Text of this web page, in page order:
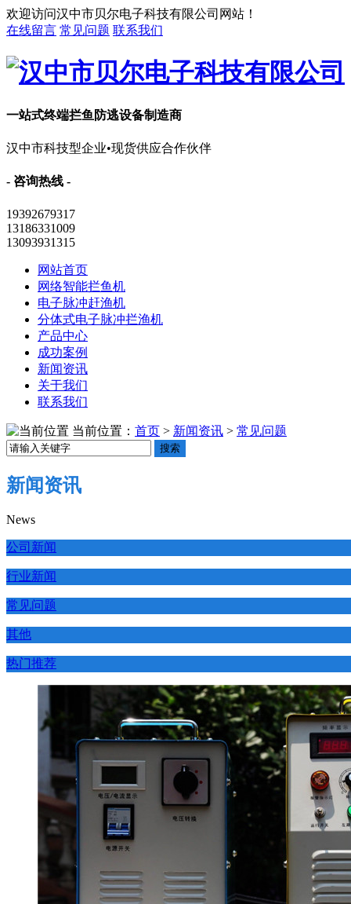
欢迎访问汉中市贝尔电子科技有限公司网站！
在线留言 常见问题 联系我们
一站式终端拦鱼防逃设备制造商
汉中市科技型企业•现货供应合作伙伴
- 咨询热线 -
19392679317
13186331009
13093931315
网站首页
网络智能拦鱼机
电子脉冲赶渔机
分体式电子脉冲拦渔机
产品中心
成功案例
新闻资讯
关于我们
联系我们
当前位置： 首页 > 新闻资讯 > 常见问题
搜索
新闻资讯
News
公司新闻
行业新闻
常见问题
其他
热门推荐